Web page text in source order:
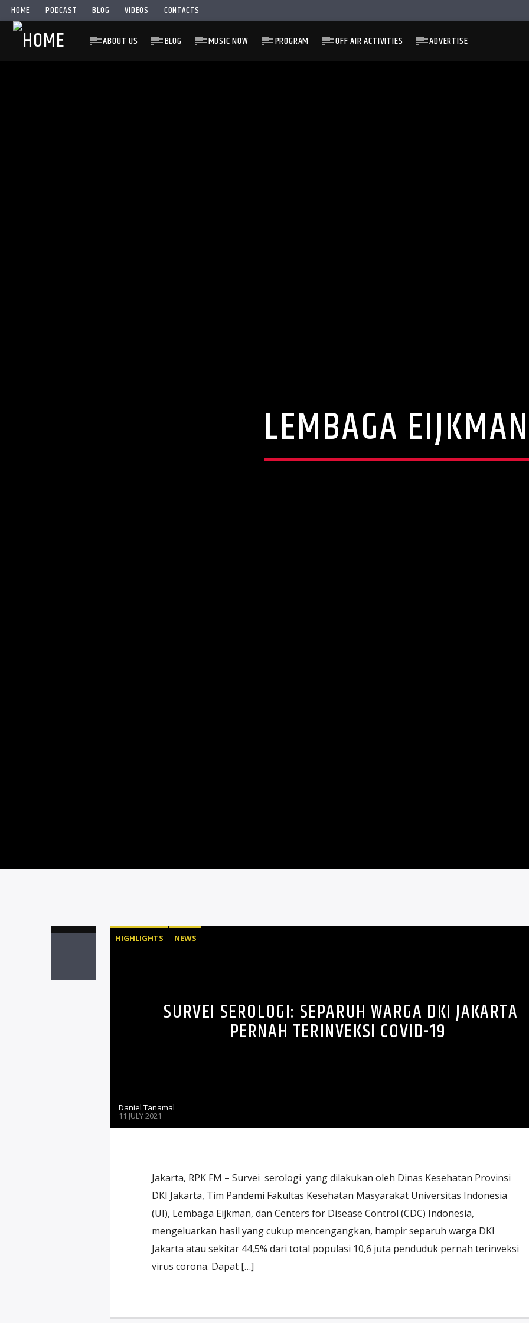
HOME PODCAST BLOG VIDEOS CONTACTS
ABOUT US BLOG MUSIC NOW PROGRAM OFF AIR ACTIVITIES ADVERTISE
LEMBAGA
HIGHLIGHTS NEWS
SURVEI SEROLOGI: SEPARUH WARGA DKI JAKARTA
PERNAH TERINVEKSI COVID-19
Daniel Tanamal
11 JULY 2021
Jakarta, RPK FM – Survei serologi yang dilakukan oleh Dinas Kesehatan Provinsi
DKI Jakarta, Tim Pandemi Fakultas Kesehatan Masyarakat Universitas Indonesia
(UI), Lembaga Eijkman, dan Centers for Disease Control (CDC) Indonesia,
mengeluarkan hasil yang cukup mencengangkan, hampir separuh warga DKI
Jakarta atau sekitar 44,5% dari total populasi 10,6 juta penduduk pernah terinveksi
virus corona. Dapat […]